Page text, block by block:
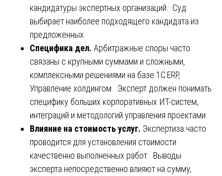
кандидатуры экспертных организаций. Суд
выбирает наиболее подходящего кандидата из
предложенных.
Специфика дел. Арбитражные споры часто
связаны с крупными суммами и сложными,
комплексными решениями на базе 1С:ERP,
Управление холдингом. Эксперт должен понимать
специфику больших корпоративных ИТ-систем,
интеграций и методологий управления проектами.
Влияние на стоимость услуг. Экспертиза часто
проводится для установления стоимости
качественно выполненных работ. Выводы
эксперта непосредственно влияют на сумму,